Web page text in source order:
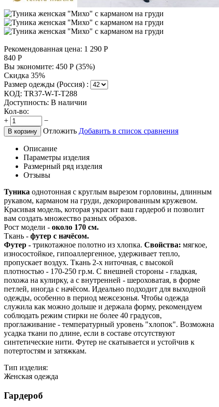
Рекомендованная цена: 1 290 Р
840 Р
Вы экономите: 450 Р (35%)
Скидка 35%
Размер одежды (Россия) :
КОД: TR37-W-T-T288
Доступность: В наличии
Кол-во:
+
−
В корзину Отложить Добавить в список сравнения
Описание
Параметры изделия
Размерный ряд изделия
Отзывы
Туника однотонная с круглым вырезом горловины, длинным
рукавом, карманом на груди, декорированным кружевом.
Красивая модель, которая украсит ваш гардероб и позволит
вам создать множество разных образов.
Рост модели - около 170 см.
Ткань - футер с начёсом.
Футер - трикотажное полотно из хлопка. Свойства: мягкое,
износостойкое, гипоаллергенное, удерживает тепло,
пропускает воздух. Ткань 2-х ниточная, с высокой
плотностью - 170-250 гр.м. С внешней стороны - гладкая,
похожа на кулирку, а с внутренней - шероховатая, в форме
петлей, иногда с начёсом. Идеально подходит для выходной
одежды, особенно в период межсезонья. Чтобы одежда
служила как можно дольше и держала форму, рекомендуем
соблюдать режим стирки не более 40 градусов,
проглаживание - температурный уровень "хлопок". Возможна
усадка ткани по длине, если в составе отсутствуют
синтетические нити. Футер не скатывается и устойчив к
потертостям и затяжкам.
Тип изделия:
Женская одежда
Гардероб